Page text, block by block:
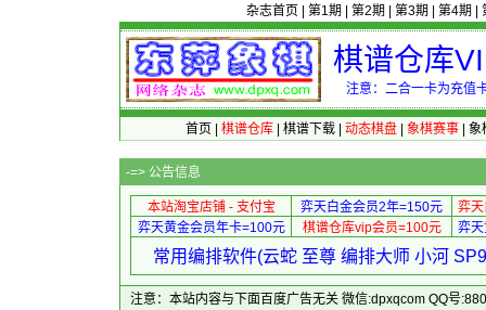
杂志首页 第1期 第2期 第3期 第4期
棋谱仓库
注意：二合一卡为充值
首页 棋谱仓库| 棋谱下载| 动态棋盘| 象棋赛事| 象
-=> 公告信息
本站淘宝店铺 - 支付宝 弈天白金会员2年=150元
弈
弈天黄金会员年卡=100元
棋谱仓库vip会员=100元 弈
常用编排软件(云蛇 至尊 编排大师 小河
注意：本站内容与下面百度广告无关 微信:dpxqcom QQ号